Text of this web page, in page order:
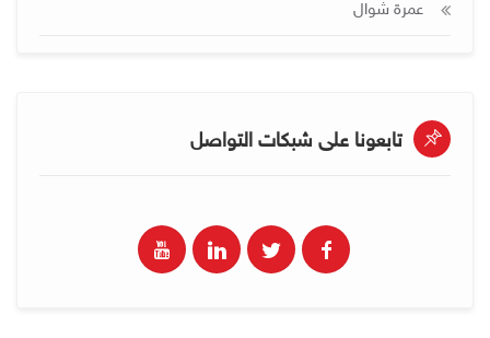
عمرة شوال
تابعونا على شبكات التواصل